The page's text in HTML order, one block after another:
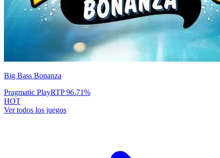
Big Bass Bonanza
Pragmatic PlayRTP96.71%
HOT
Ver todos los juegos